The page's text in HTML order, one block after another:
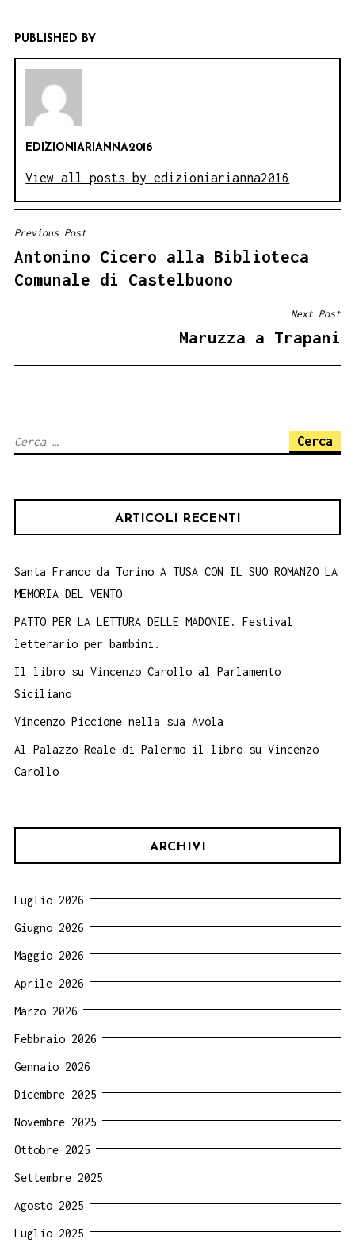
PUBLISHED BY
EDIZIONIARIANNA2016
View all posts by edizioniarianna2016
NAVIGAZIONE
ARTICOLI
Previous Post
Antonino Cicero alla Biblioteca
Comunale di Castelbuono
Next Post
Maruzza a Trapani
Ricerca
ARTICOLI RECENTI
Santa Franco da Torino A TUSA CON IL SUO ROMANZO LA
MEMORIA DEL VENTO
PATTO PER LA LETTURA DELLE MADONIE. Festival
letterario per bambini.
Il libro su Vincenzo Carollo al Parlamento
Siciliano
Vincenzo Piccione nella sua Avola
Al Palazzo Reale di Palermo il libro su Vincenzo
Carollo
ARCHIVI
Luglio 2026
Giugno 2026
Maggio 2026
Aprile 2026
Marzo 2026
Febbraio 2026
Gennaio 2026
Dicembre 2025
Novembre 2025
Ottobre 2025
Settembre 2025
Agosto 2025
Luglio 2025